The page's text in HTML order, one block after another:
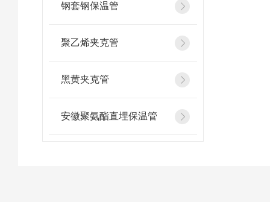
钢套钢保温管
聚乙烯夹克管
黑黄夹克管
安徽聚氨酯直埋保温管